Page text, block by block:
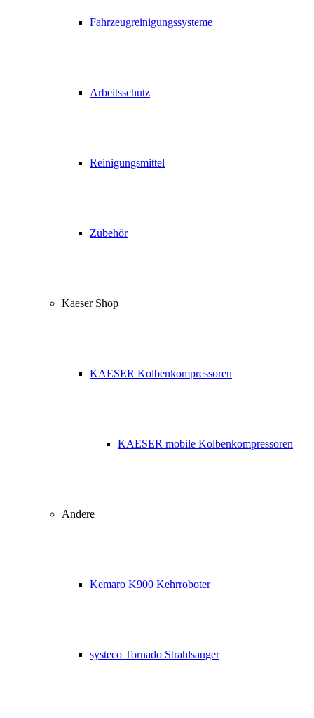
Fahrzeugreinigungssysteme
Arbeitsschutz
Reinigungsmittel
Zubehör
Kaeser Shop
KAESER Kolbenkompressoren
KAESER mobile Kolbenkompressoren
Andere
Kemaro K900 Kehrroboter
systeco Tornado Strahlsauger